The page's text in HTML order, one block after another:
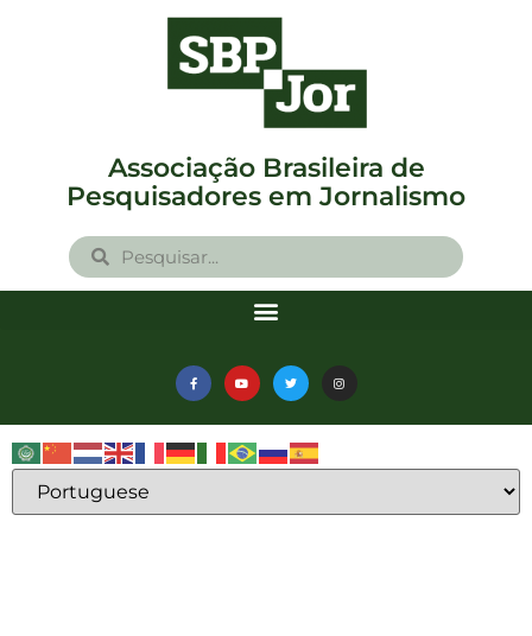
Associação Brasileira de
Pesquisadores em Jornalismo